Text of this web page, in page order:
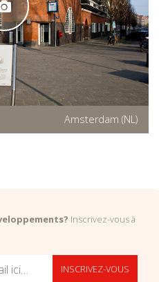
Amsterdam (NL)
Inscrivez-vous à